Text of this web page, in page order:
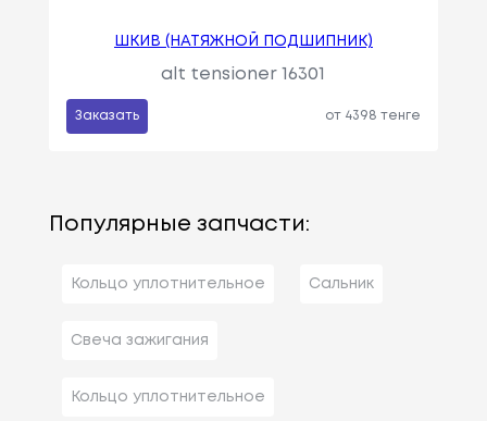
ШКИВ (НАТЯЖНОЙ ПОДШИПНИК)
alt tensioner 16301
Заказать от 4398 тенге
Популярные запчасти:
Кольцо уплотнительное Сальник
Свеча зажигания
Кольцо уплотнительное